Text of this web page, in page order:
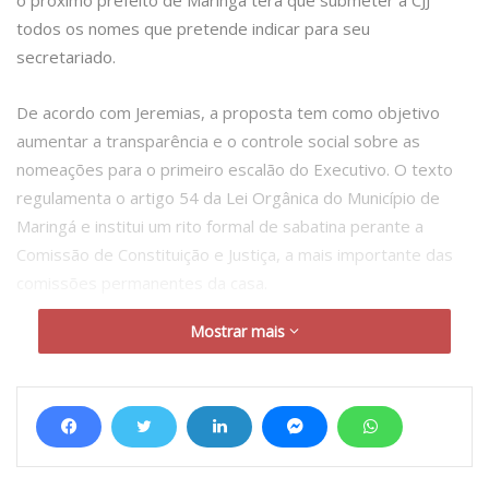
todos os nomes que pretende indicar para seu
secretariado.
De acordo com Jeremias, a proposta tem como objetivo
aumentar a transparência e o controle social sobre as
nomeações para o primeiro escalão do Executivo. O texto
regulamenta o artigo 54 da Lei Orgânica do Município de
Maringá e institui um rito formal de sabatina perante a
Comissão de Constituição e Justiça, a mais importante das
O projeto estabelece alguns parâmetros. Ao indicar um
currículo profissional completo, comprovantes de formação
acadêmica e experiência, declaração de inexistência de
conflito de interesses e um plano resumido de atuação da
Mostrar mais